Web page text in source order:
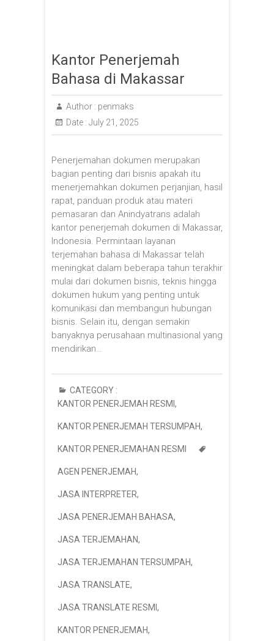
Kantor Penerjemah
Bahasa di Makassar
Author : penmaks
Date : July 21, 2025
Penerjemahan dokumen merupakan
bagian penting dari bisnis apakah itu
menerjemahkan dokumen perjanjian, hasil
rapat, panduan produk atau materi
pemasaran dan Anindyatrans adalah
kantor penerjemah dokumen di Makassar,
Indonesia. Permintaan layanan
terjemahan bahasa di Makassar telah
meningkat dalam beberapa tahun terakhir
mulai dari dokumen bisnis, teknis hingga
dokumen hukum yang penting untuk
komunikasi dan membangun hubungan
bisnis. Selain itu, dengan semakin
banyaknya perusahaan multinasional yang
mendirikan…
CATEGORY :
KANTOR PENERJEMAH RESMI ,
KANTOR PENERJEMAH TERSUMPAH,
KANTOR PENERJEMAHAN RESMI
AGEN PENERJEMAH,
JASA INTERPRETER,
JASA PENERJEMAH BAHASA,
JASA TERJEMAHAN,
JASA TERJEMAHAN TERSUMPAH,
JASA TRANSLATE,
JASA TRANSLATE RESMI ,
KANTOR PENERJEMAH,